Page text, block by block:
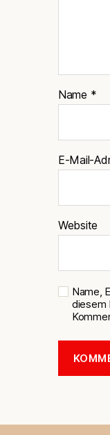
Name *
E-Mail-
Website
Name,
diesem